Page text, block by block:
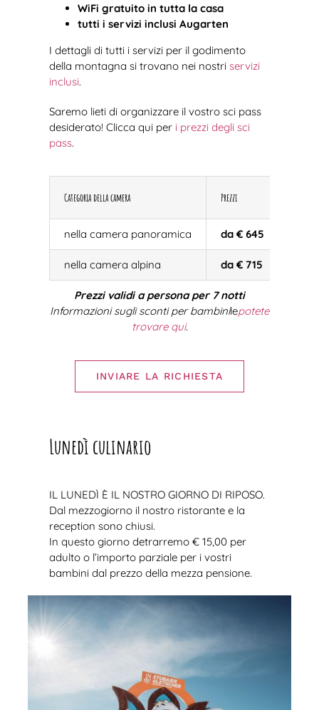
WiFi gratuito in tutta la casa
tutti i servizi inclusi Augarten
I dettagli di tutti i servizi per il godimento
della montagna si trovano nei nostri servizi
inclusi.
Saremo lieti di organizzare il vostro sci pass
desiderato! Clicca qui per i prezzi degli sci
pass.
Categoria della camera Prezzi
nella camera panoramica da € 645
nella camera alpina da € 715
Prezzi validi a persona per 7 notti
Informazioni sugli sconti per bambinilepotete
trovare qui.
INVIARE LA RICHIESTA
Lunedì culinario
IL LUNEDÌ È IL NOSTRO GIORNO DI RIPOSO.
Dal mezzogiorno il nostro ristorante e la
reception sono chiusi.
In questo giorno detrarremo € 15,00 per
adulto o l’importo parziale per i vostri
bambini dal prezzo della mezza pensione.